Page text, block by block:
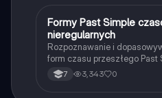
FJęzyk angielski
Formy Past Simple
nieregularnych
Rozpoznawanie i
form czasu przeszłego Past
najpopularniejszych
7 3,343 0